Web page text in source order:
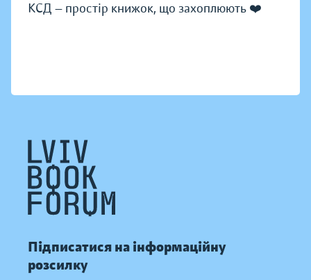
КСД — простір книжок, що захоплюють ❤️
Підписатися на інформаційну
розсилку